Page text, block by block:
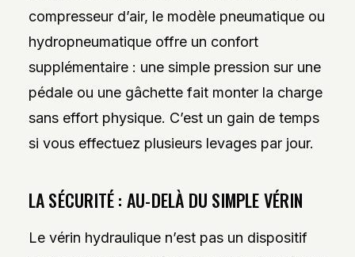
compresseur d’air, le modèle pneumatique ou
hydropneumatique offre un confort
supplémentaire : une simple pression sur une
pédale ou une gâchette fait monter la charge
sans effort physique. C’est un gain de temps
si vous effectuez plusieurs levages par jour.
LA SÉCURITÉ : AU-DELÀ DU SIMPLE VÉRIN
Le vérin hydraulique n’est pas un dispositif